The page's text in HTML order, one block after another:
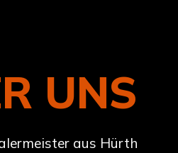
UNS
aus Hürth